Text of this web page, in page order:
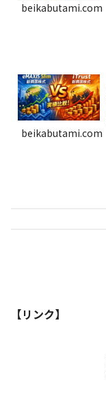
beikabutami.com
beikabutami.com
【リンク】